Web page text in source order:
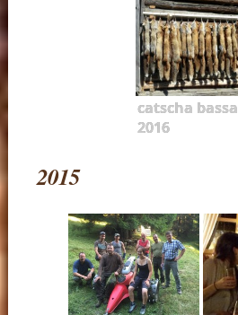
catscha bassa
2016
2015